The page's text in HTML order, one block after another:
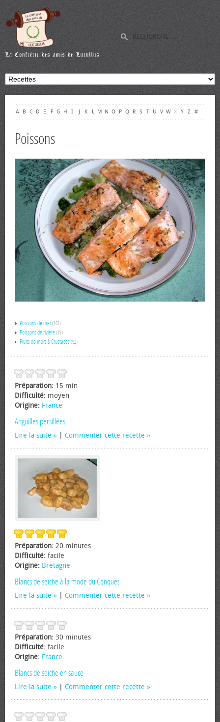
A B C D E F G H I J K L M N O P Q R S T U V W X Y Z #
Poissons
Poissons de mer(161)
Poissons de rivière(19)
Fruits de mers & Crustacés(92)
Préparation: 15 min
Difficulté: moyen
Origine: France
Anguilles persillées
Lire la suite Commenter cette recette
Préparation: 20 minutes
Difficulté: facile
Origine: Bretagne
Blancs de seiche à la mode du Conquet
Lire la suite Commenter cette recette
Préparation: 30 minutes
Difficulté: facile
Origine: France
Blancs de seiche en sauce
Lire la suite Commenter cette recette